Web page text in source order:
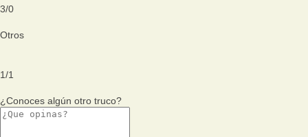
3/0
Otros
1/1
¿Conoces algún otro truco?